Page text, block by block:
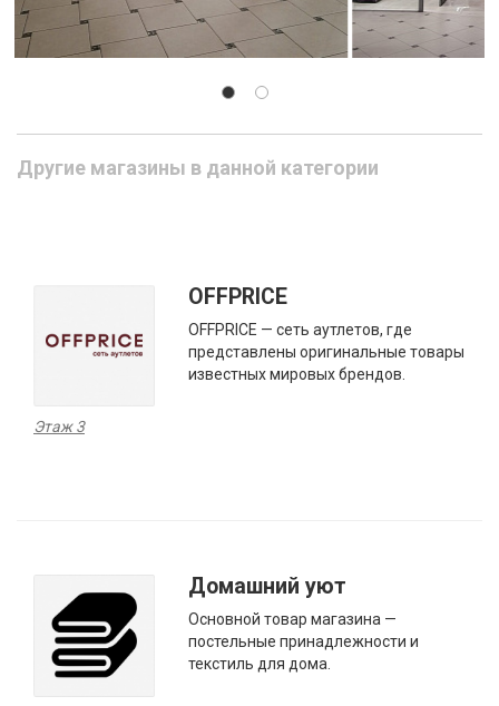
Другие магазины в данной категории
OFFPRICE
OFFPRICE — сеть аутлетов, где
представлены оригинальные товары
известных мировых брендов.
Этаж 3
Домашний уют
Основной товар магазина —
постельные принадлежности и
текстиль для дома.